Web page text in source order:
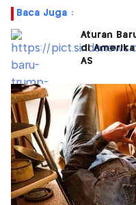
Baca Juga :
Aturan
di Amerika
AS